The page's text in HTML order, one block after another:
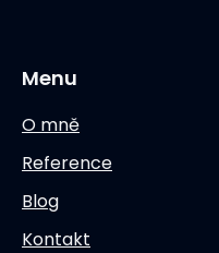
Menu
O mně
Reference
Blog
Kontakt